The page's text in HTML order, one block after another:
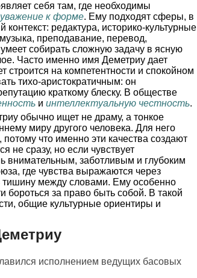
себя там, где необходимы
уважение к форме. Ему подходят сферы, в
редактура, историко-культурные
преподавание, перевод,
собирать сложную задачу в ясную
Часто именно имя Деметриу дает
строится на компетентности и спокойном
тихо-аристократичным: он
краткому блеску. В обществе
и интеллектуальную честность.
обычно ищет не драму, а тонкое
миру другого человека. Для него
, потому что именно эти качества создают
не сразу, но если чувствует
внимательным, заботливым и глубоким
где чувства выражаются через
тишину между словами. Ему особенно
бороться за право быть собой. В такой
общие культурные ориентиры и
исполнением ведущих басовых